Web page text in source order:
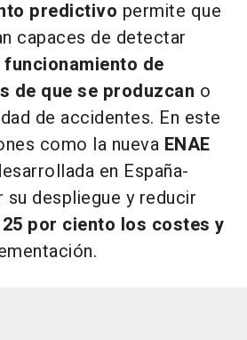
predictivo permite que
capaces de detectar
de
de que se produzcan o
de accidentes. En este
como la nueva ENAE
en España-
despliegue y reducir
por ciento los costes y